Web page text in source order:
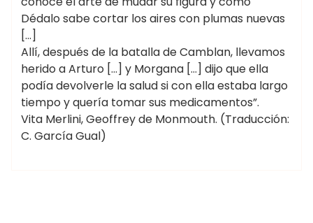
Dédalo sabe cortar los aires con plumas nuevas
[…]
Allí, después de la batalla de Camblan, llevamos
herido a Arturo […] y Morgana […] dijo que ella
podía devolverle la salud si con ella estaba largo
tiempo y quería tomar sus medicamentos”.
Vita Merlini, Geoffrey de Monmouth. (Traducción:
C. García Gual)